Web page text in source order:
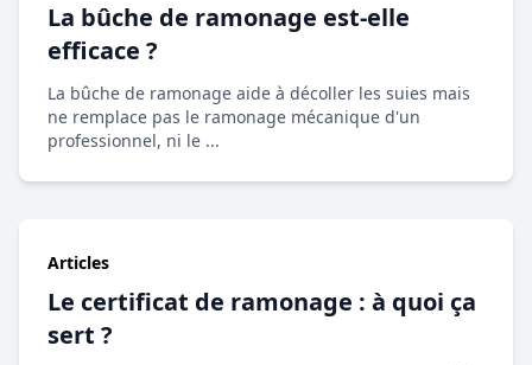
La bûche de ramonage est-elle
efficace ?
La bûche de ramonage aide à décoller les suies mais
ne remplace pas le ramonage mécanique d'un
professionnel, ni le ...
Articles
Le certificat de ramonage : à quoi ça
sert ?